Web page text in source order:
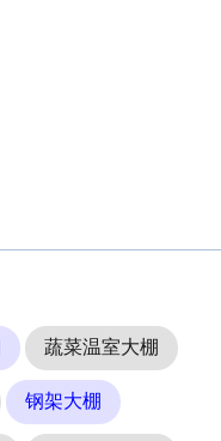
蔬菜温室大棚
钢架大棚